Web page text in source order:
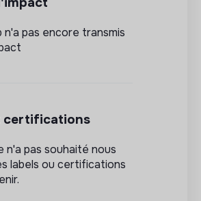
pas encore transmis
certifications
pas souhaité nous
labels ou certifications